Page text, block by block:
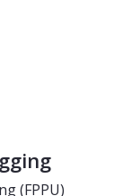
(FPPU)